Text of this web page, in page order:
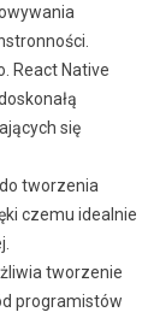
React Native
się
tworzenia
czemu idealnie
tworzenie
programistów